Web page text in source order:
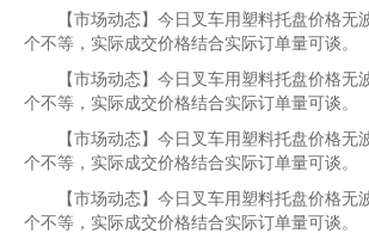
【市场动态】今日叉车用塑料托盘价格无
个不等，实际成交价格结合实际订单量可谈。
【市场动态】今日叉车用塑料托盘价格无
个不等，实际成交价格结合实际订单量可谈。
【市场动态】今日叉车用塑料托盘价格无
个不等，实际成交价格结合实际订单量可谈。
【市场动态】今日叉车用塑料托盘价格无
个不等，实际成交价格结合实际订单量可谈。